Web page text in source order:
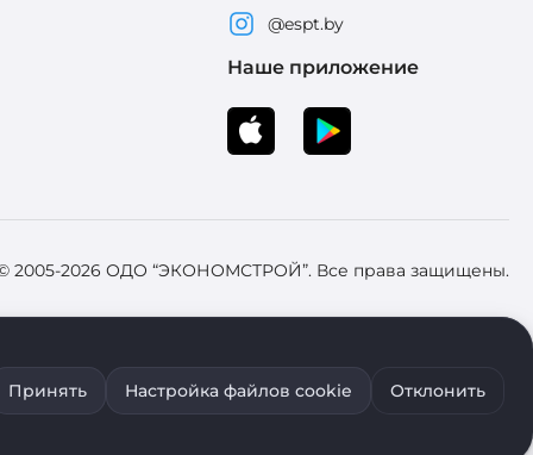
@espt.by
Наше приложение
2005-2026 ОДО “ЭКОНОМСТРОЙ”. Все права защищены.
Брестский областной исполнительный комитет 31
cookie воспользуйтесь соответствующими настройками
Принять Настройка файлов cookie Отклонить